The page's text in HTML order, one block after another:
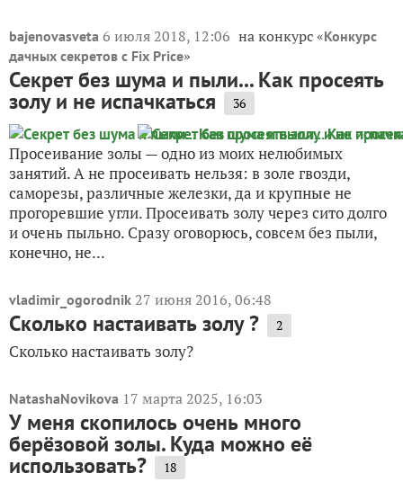
bajenovasveta 6 июля 2018, 12:06 на конкурс «Конкурс
дачных секретов с Fix Price»
Секрет без шума и пыли... Как просеять
золу и не испачкаться 36
Просеивание золы — одно из моих нелюбимых
занятий. А не просеивать нельзя: в золе гвозди,
саморезы, различные железки, да и крупные не
прогоревшие угли. Просеивать золу через сито долго
и очень пыльно. Сразу оговорюсь, совсем без пыли,
конечно, не...
vladimir_ogorodnik 27 июня 2016, 06:48
Сколько настаивать золу ? 2
Сколько настаивать золу?
NatashaNovikova 17 марта 2025, 16:03
У меня скопилось очень много
берёзовой золы. Куда можно её
использовать? 18